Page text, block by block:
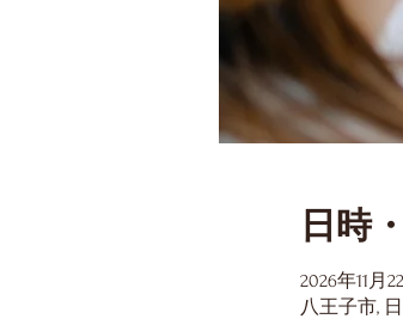
日時
2026年11月
八王子市,